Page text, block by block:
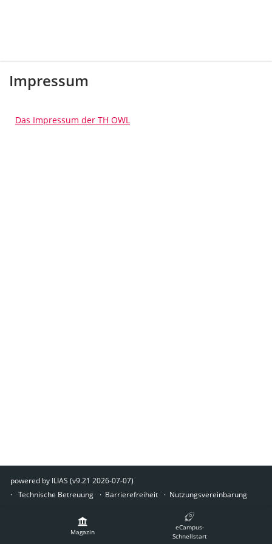
Magazin
eCampus-
Schnellstart
Impressum
Das Impressum der TH OWL
powered by ILIAS (v9.21 2026-07-07)
Technische Betreuung
Barrierefreiheit Nutzungsvereinbarung